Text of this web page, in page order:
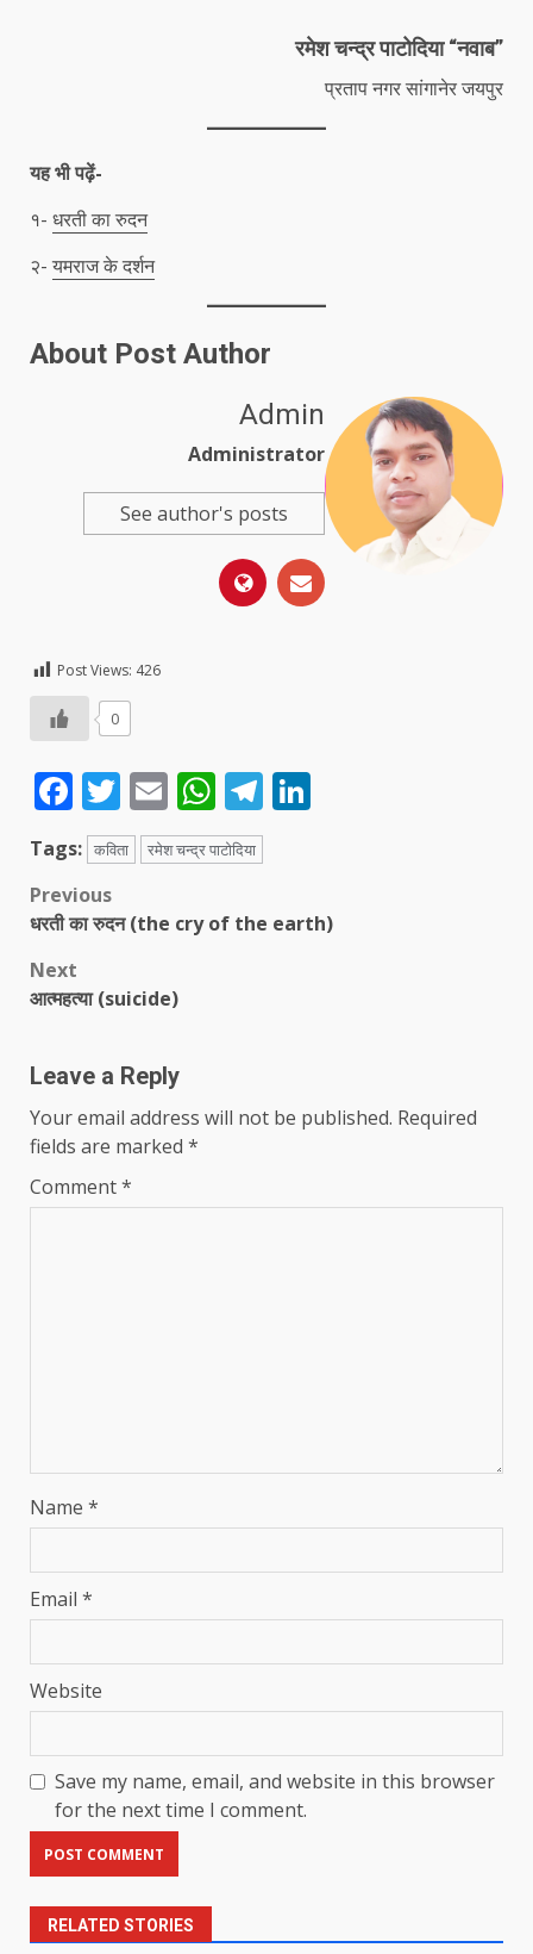
रमेश चन्द्र पाटोदिया “नवाब”
प्रताप नगर सांगानेर जयपुर
यह भी पढ़ें-
१- धरती का रुदन
२- यमराज के दर्शन
About Post Author
Admin
Administrator
See author's posts
Post Views: 426
0
Facebook
Twitter
EmailWhatsApp
Telegram
Tags: कविता रमेश चन्द्र पाटोदिया
Post
navigation
Previous
धरती का रुदन (the cry of the earth)
Next
आत्महत्या (suicide)
Leave a Reply
Your email address will not be published. Required
fields are marked *
Comment*
Name *
Email *
Website
Save my name, email, and website in this browser
for the next time I comment.
RELATED STORIES